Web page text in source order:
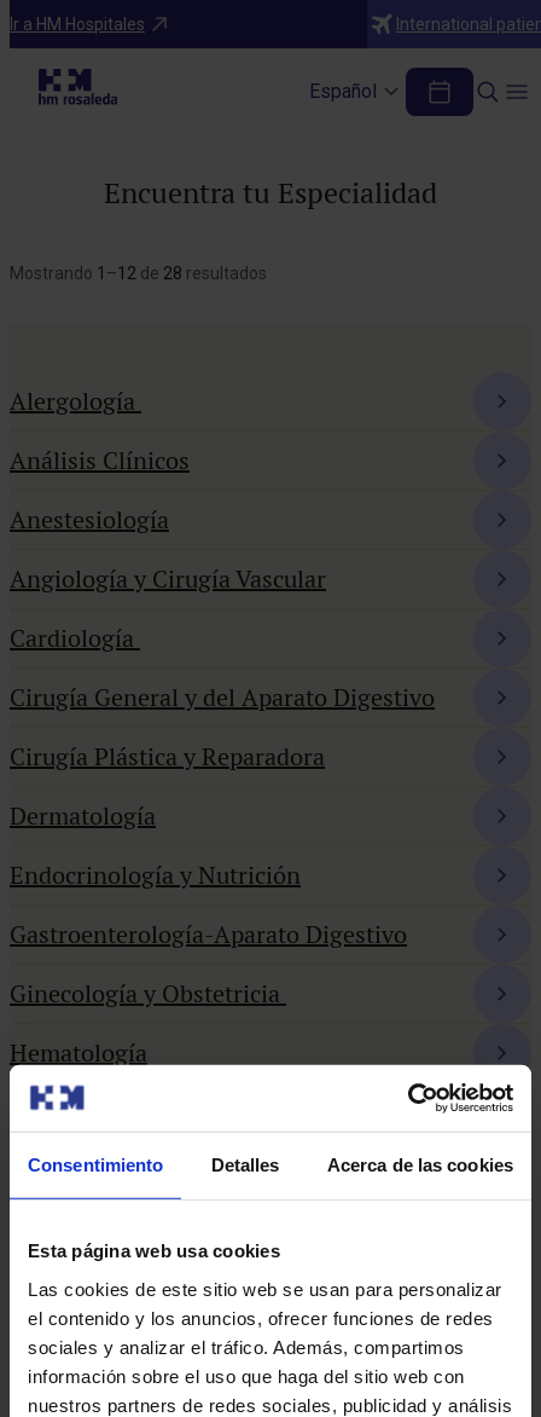
Consentimiento Detalles Acerca de las cookies
Esta página web usa cookies
Las cookies de este sitio web se usan para personalizar
el contenido y los anuncios, ofrecer funciones de redes
sociales y analizar el tráfico. Además, compartimos
información sobre el uso que haga del sitio web con
nuestros partners de redes sociales, publicidad y análisis
Ir a HM Hospitales International
Español
Encuentra tu Especialidad
Mostrando 1 –12 de 28 resultados
Alergología
Análisis Clínicos
Anestesiología
Angiología y Cirugía Vascular
Cardiología
Cirugía General y del Aparato Digestivo
Cirugía Plástica y Reparadora
Dermatología
Endocrinología y Nutrición
Gastroenterología-Aparato Digestivo
Ginecología y Obstetricia
Hematología
Pagina
anterior
Siguiente
pagina